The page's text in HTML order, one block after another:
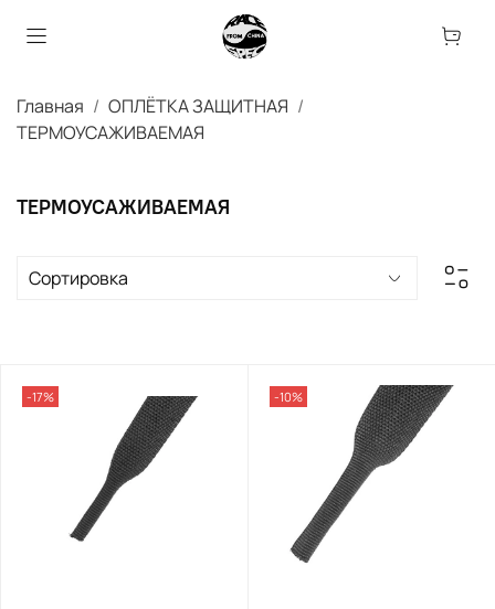
Главная
ОПЛЁТКА ЗАЩИТНАЯ
ТЕРМОУСАЖИВАЕМАЯ
ТЕРМОУСАЖИВАЕМАЯ
-17% -10%